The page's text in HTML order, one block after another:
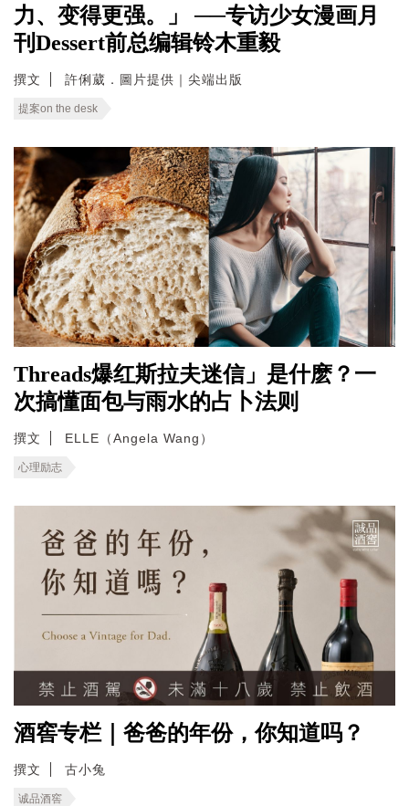
力、变得更强。」 ──专访少女漫画月
刊Dessert前总编辑铃木重毅
撰文 許俐葳．圖片提供｜尖端出版
提案on the desk
Threads爆红斯拉夫迷信」是什麽？一
次搞懂面包与雨水的占卜法则
撰文 ELLE（Angela Wang）
心理励志
酒窖专栏｜爸爸的年份，你知道吗？
撰文 古小兔
诚品酒窖